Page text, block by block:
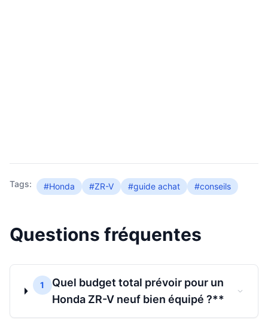
Tags: #Honda #ZR-V #guide achat #conseils
Questions fréquentes
1
Quel budget total prévoir pour un
Honda ZR-V neuf bien équipé ?**